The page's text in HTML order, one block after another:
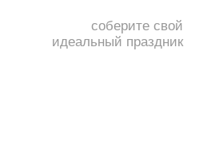
соберите свой
идеальный праздник